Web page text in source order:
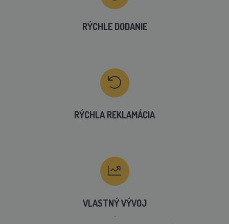
RÝCHLE DODANIE
RÝCHLA REKLAMÁCIA
VLASTNÝ VÝVOJ
´